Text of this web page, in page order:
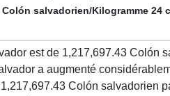
Colón salvadorien/Kilogramme 24
est de 1,217,697.43 Colón
a augmenté
Colón salvadorien